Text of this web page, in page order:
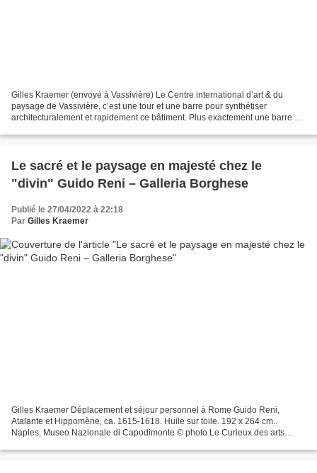
Gilles Kraemer (envoyé à Vassivière) Le Centre international d’art & du
paysage de Vassivière, c’est une tour et une barre pour synthétiser
architecturalement et rapidement ce bâtiment. Plus exactement une barre et
Le sacré et le paysage en majesté chez le
"divin" Guido Reni – Galleria Borghese
Publié le 27/04/2022 à 22:18
Par Gilles Kraemer
Gilles Kraemer Déplacement et séjour personnel à Rome Guido Reni,
Atalante et Hippomène, ca. 1615-1618. Huile sur toile. 192 x 264 cm..
Naples, Museo Nazionale di Capodimonte © photo Le Curieux des arts